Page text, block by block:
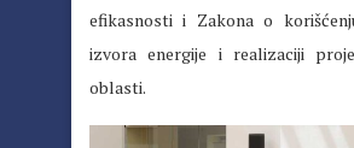
efikasnosti i Zakona o
izvora energije i realizaciji
oblasti.